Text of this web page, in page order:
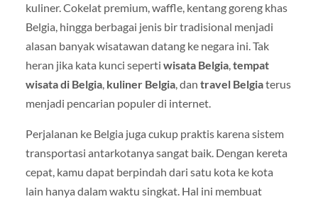
kuliner. Cokelat premium, waffle, kentang goreng khas
Belgia, hingga berbagai jenis bir tradisional menjadi
alasan banyak wisatawan datang ke negara ini. Tak
heran jika kata kunci seperti wisata Belgia,tempat
wisata di Belgia, kuliner Belgia, dan travel Belgiaterus
menjadi pencarian populer di internet.
Perjalanan ke Belgia juga cukup praktis karena sistem
transportasi antarkotanya sangat baik. Dengan kereta
cepat, kamu dapat berpindah dari satu kota ke kota
lain hanya dalam waktu singkat. Hal ini membuat